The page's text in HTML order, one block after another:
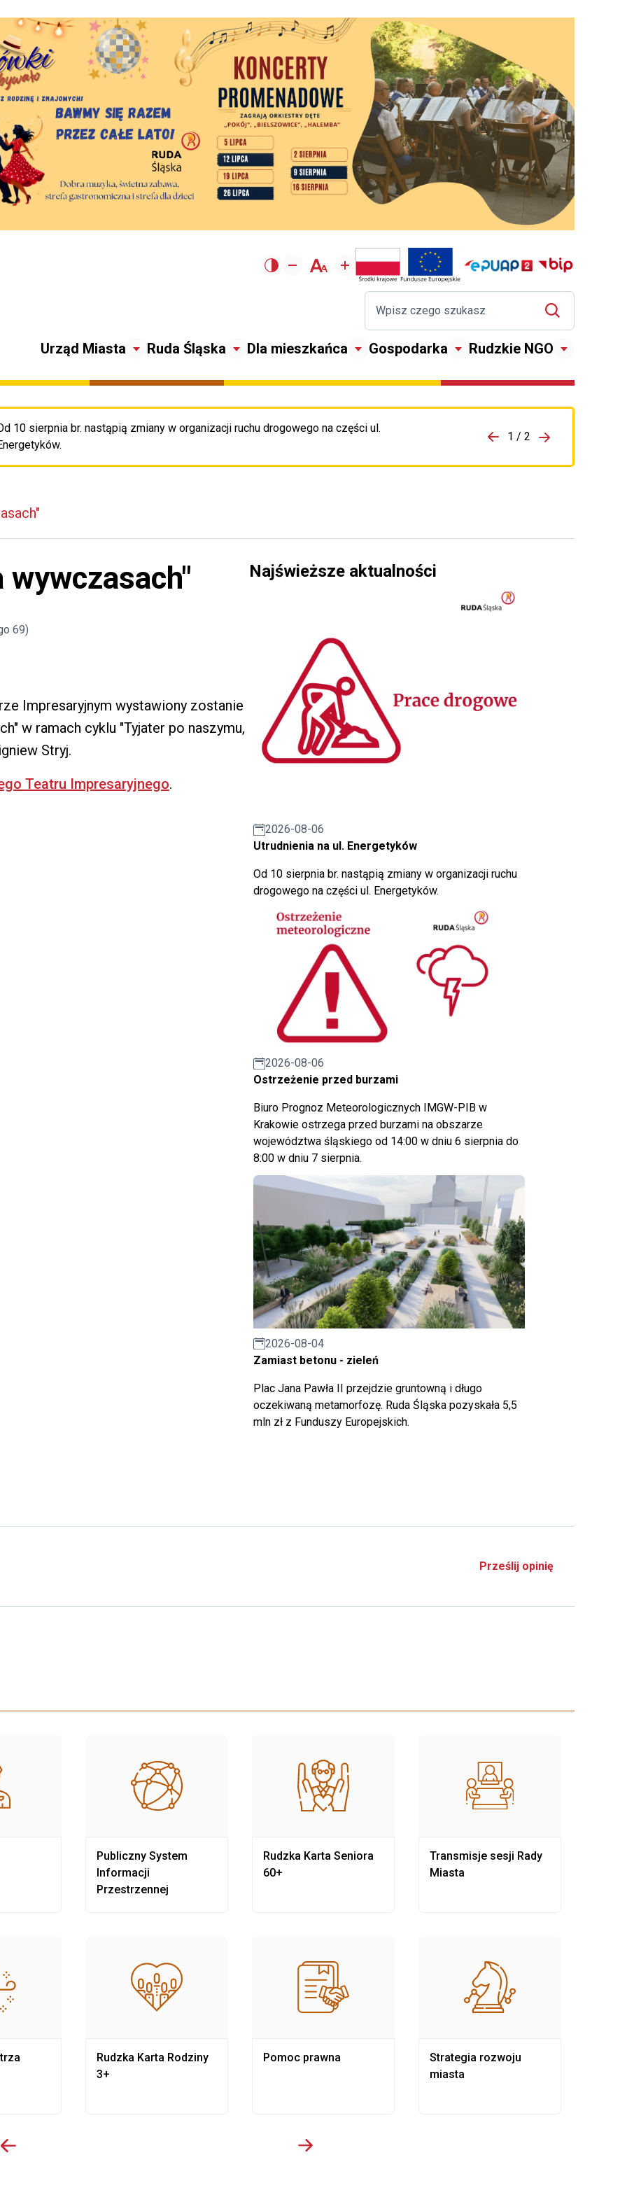
Urząd Miasta Ruda Śląska Dla mieszkańca Gospodarka Rudzkie NGO
10 sierpnia br. nastąpią zmiany w organizacji ruchu drogowego na części ul.Przejdź do porzpedniego komunikatu 1 / 2
Przejdź do
69)
Impresaryjnym wystawiony zostanie
w ramach cyklu "Tyjater po naszymu,
Stryj.
Teatru Impresaryjnego.
Najświeższe aktualności
2026-08-06
Utrudnienia na ul. Energetyków
Od 10 sierpnia br. nastąpią zmiany w organizacji ruchu
drogowego na części ul. Energetyków.
2026-08-06
Ostrzeżenie przed burzami
Biuro Prognoz Meteorologicznych IMGW-PIB w
Krakowie ostrzega przed burzami na obszarze
województwa śląskiego od 14:00 w dniu 6 sierpnia do
8:00 w dniu 7 sierpnia.
2026-08-04
Zamiast betonu - zieleń
Plac Jana Pawła II przejdzie gruntowną i długo
oczekiwaną metamorfozę. Ruda Śląska pozyskała 5,5
mln zł z Funduszy Europejskich.
Prześlij opinię
Publiczny System
Informacji
Przestrzennej
Rudzka Karta Rodziny
3+
Rudzka Karta Seniora
60+
Pomoc prawna
Transmisje sesji Rady
Miasta
Strategia rozwoju
miasta